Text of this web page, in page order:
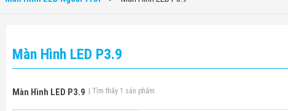
Màn Hình LED P3.9
Màn Hình LED P3.9 | Tìm thấy 1 sản phẩm